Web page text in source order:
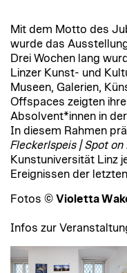
Mit dem Motto des
wurde das
Drei Wochen lang
Linzer Kunst- und
Museen, Galerien,
Offspaces zeigten
Absolvent*innen in
In diesem Rahmen
Fleckerlspeis | Spot
Kunstuniversität Linz
Ereignissen der
Fotos © Violetta
Infos zur